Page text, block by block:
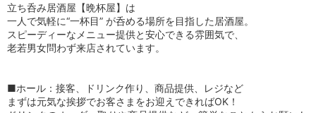
立ち呑み居酒屋【晩杯屋】は
一人で気軽に“一杯目” が呑める場所を目指した居酒屋。
スピーディーなメニュー提供と安心できる雰囲気で、
老若男女問わず来店されています。
■ホール：接客、ドリンク作り、商品提供、レジなど
まずは元気な挨拶でお客さまをお迎えできればOK！